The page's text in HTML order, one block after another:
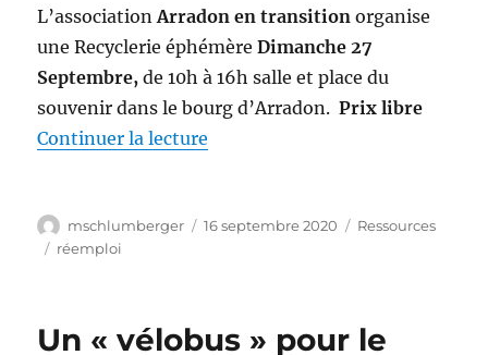
L’associationArradon en transitionorganise
une Recyclerie éphémèreDimanche 27
Septembre, de 10h à 16h salle et place du
souvenir dans le bourg d’Arradon. Prix libre
Continuer la lecture
Auteur
mschlumberger
Publié
16 septembre 2020 Catégories
Ressources
Étiquettes
réemploi
Un « vélobus » pour le